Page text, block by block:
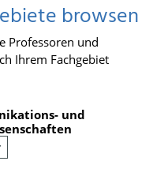
browsen
Professoren und
Ihrem Fachgebiet
und